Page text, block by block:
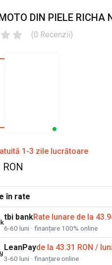
DIN PIELE RICHA
(0 Recenzii)
1-3 zile lucrătoare
în rate
tbi bankRate lunare de la
6-60 luni · finanțare 100% online
LeanPayde la 43.31 RON /
3-60 luni · finanțare online